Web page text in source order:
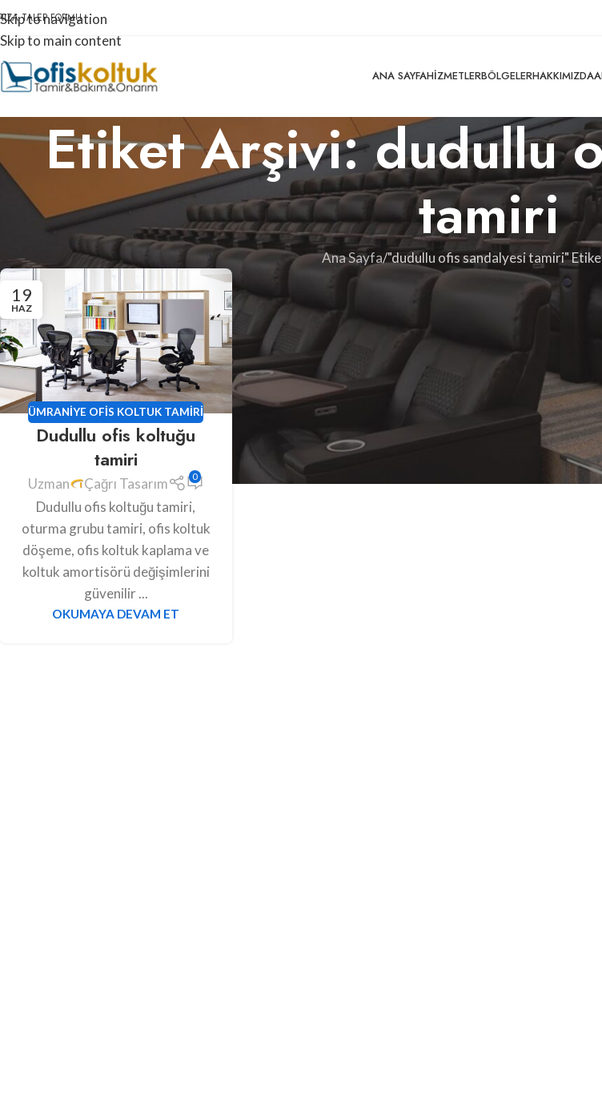
Skip to navigation
Skip to main content
TALEP FORMU
ANA SAYFAHIZMETLERBÖLGELERHAKKIMIZDA
Etiket Arşivi: dudullu
tamiri
Ana Sayfa "dudullu ofis sandalyesi tamiri"
19
HAZ
ÜMRANIYE OFIS KOLTUK TAMIRI
Dudullu ofis koltuğu
tamiri
Uzman Çağrı Tasarım 0
Dudullu ofis koltuğu tamiri,
oturma grubu tamiri, ofis koltuk
döşeme, ofis koltuk kaplama ve
koltuk amortisörü değişimlerini
güvenilir ...
OKUMAYA DEVAM ET